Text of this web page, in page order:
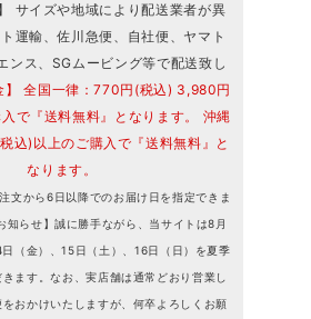
サイズや地域により配送業者が異
運輸、佐川急便、自社便、ヤマト
ンス、SGムービング等で配送致し
】 全国一律：770円(税込) 3,980円
で『送料無料』となります。 沖縄
込)以上のご購入で『送料無料』と
なります。
文から6日以降でのお届け日を指定できま
知らせ】誠に勝手ながら、当サイトは8月
（金）、15日（土）、16日（日）を夏季
ます。なお、実店舗は通常どおり営業し
おかけいたしますが、何卒よろしくお願